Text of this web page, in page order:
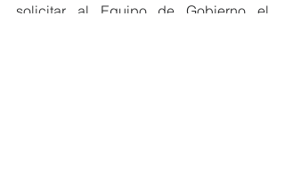
solicitar al Equipo de Gobierno el